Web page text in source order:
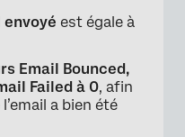
×
est égale à
Email Bounced,
Failed à 0, afin
a bien été